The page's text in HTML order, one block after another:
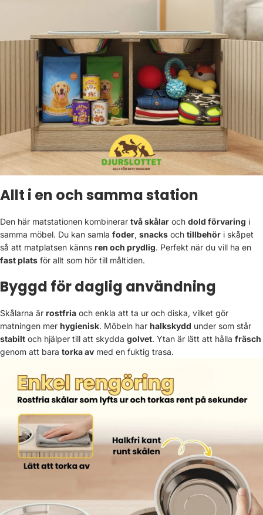
Allt i en och samma station
Den här matstationen kombinerar två skålar och dold förvaring i
samma möbel. Du kan samla foder, snacks och tillbehör i skåpet
så att matplatsen känns ren och prydlig. Perfekt när du vill ha en
fast plats för allt som hör till måltiden.
Byggd för daglig användning
Skålarna är rostfria och enkla att ta ur och diska, vilket gör
matningen mer hygienisk. Möbeln har halkskydd under som står
stabilt och hjälper till att skydda golvet. Ytan är lätt att hålla fräsch
genom att bara torka av med en fuktig trasa.